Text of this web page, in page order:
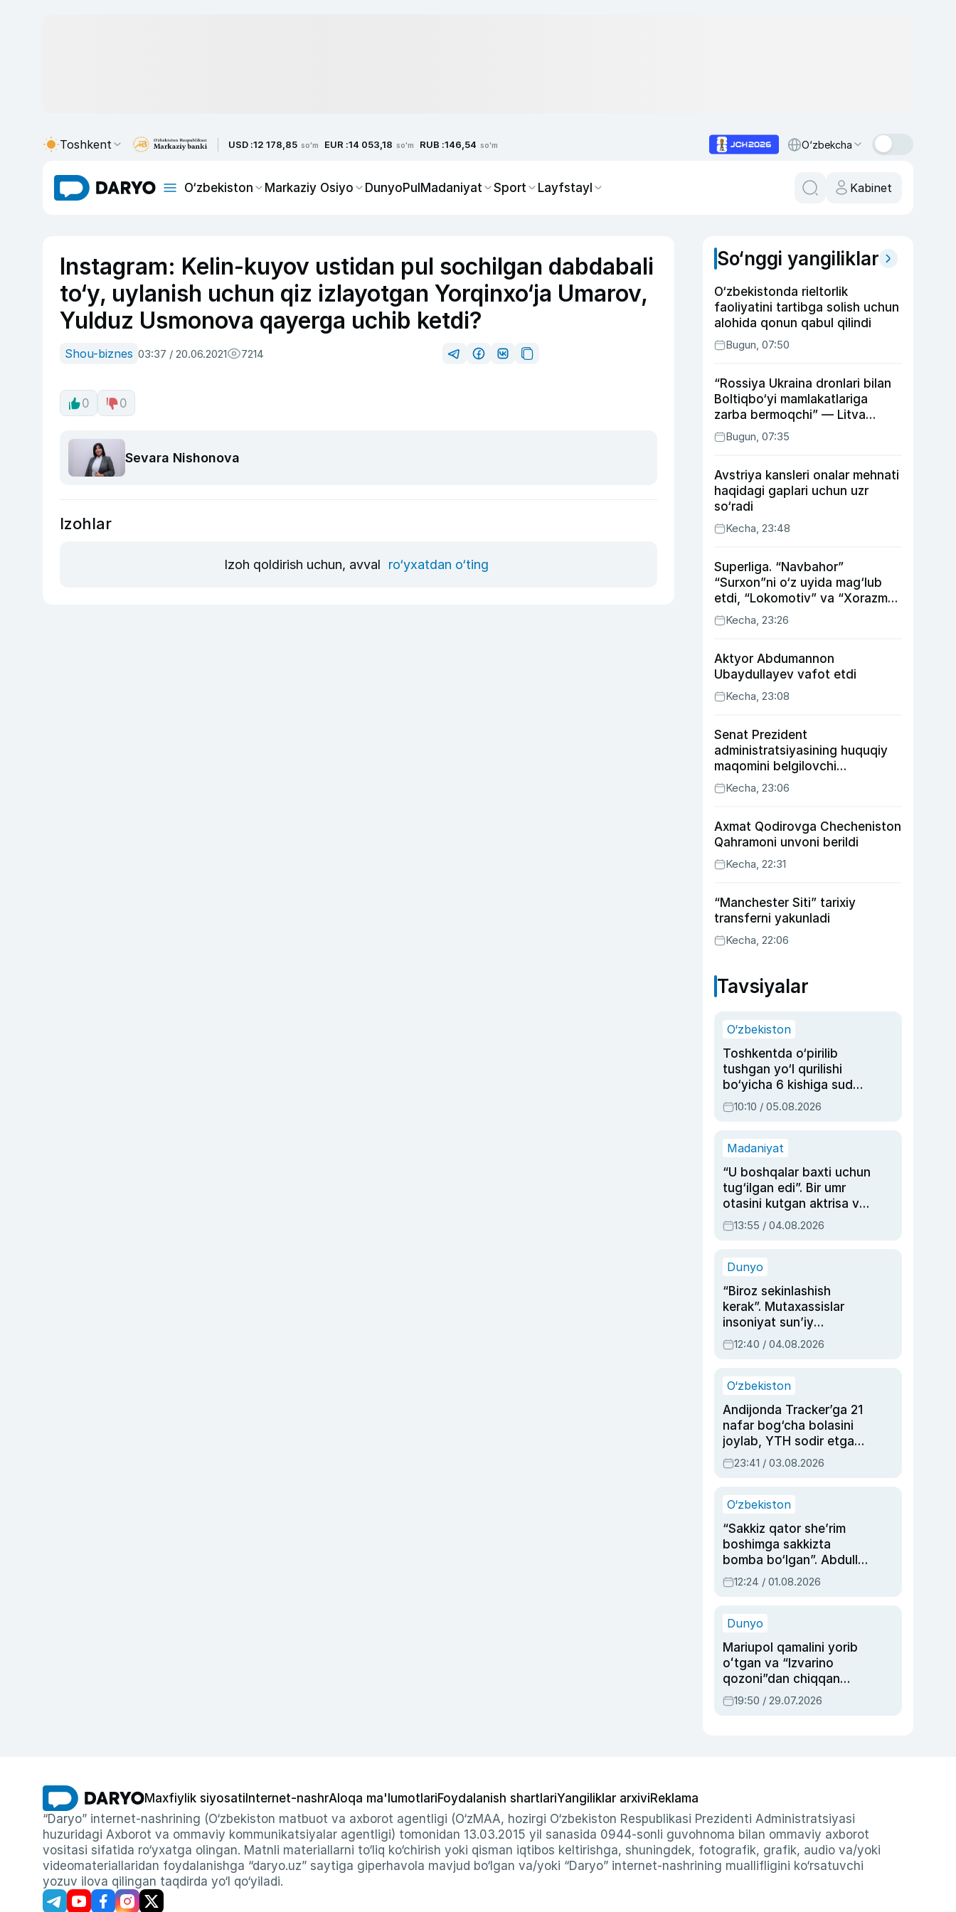
Toshkent USD :12 178,85 so'm EUR :14 053,18 so'm RUB :146,54 so'm O‘zbekcha
O‘zbekiston Markaziy Osiyo DunyoPulMadaniyat Sport Layfstayl Kabinet
Instagram: Kelin-kuyov ustidan pul sochilgan dabdabali
to‘y, uylanish uchun qiz izlayotgan Yorqinxo‘ja Umarov,
Yulduz Usmonova qayerga uchib ketdi?
Shou-biznes 03:37 / 20.06.2021 7214
0 0
Sevara Nishonova
Izohlar
Izoh qoldirish uchun, avval ro‘yxatdan o‘ting
So‘nggi yangiliklar
O‘zbekistonda rieltorlik
faoliyatini tartibga solish uchun
alohida qonun qabul qilindi
Bugun, 07:50
“Rossiya Ukraina dronlari bilan
Boltiqbo‘yi mamlakatlariga
zarba bermoqchi” — Litva
mudofaa vaziri
Bugun, 07:35
Avstriya kansleri onalar mehnati
haqidagi gaplari uchun uzr
so‘radi
Kecha, 23:48
Superliga. “Navbahor”
“Surxon”ni o‘z uyida mag‘lub
etdi, “Lokomotiv” va “Xorazm”
uyda g‘alaba qozondi
Kecha, 23:26
Aktyor Abdu­mannon
Ubaydullayev vafot etdi
Kecha, 23:08
Senat Prezident
administratsiyasining huquqiy
maqomini belgilovchi
konstitutsiyaviy qonunni
ma’qulladi
Kecha, 23:06
Axmat Qodirovga Checheniston
Qahramoni unvoni berildi
Kecha, 22:31
“Manchester Siti” tarixiy
transferni yakunladi
Kecha, 22:06
Tavsiyalar
O‘zbekiston
Toshkentda o‘pirilib
tushgan yo‘l qurilishi
bo‘yicha 6 kishiga sud
hukmi o‘qildi
10:10 / 05.08.2026
Madaniyat
“U boshqalar baxti uchun
tug‘ilgan edi”. Bir umr
otasini kutgan aktrisa va
dublyaj ustasi Rimma
Ahmedovaning
13:55 / 04.08.2026
Dunyo
“Biroz sekinlashish
kerak”. Mutaxassislar
insoniyat sun’iy
intellektni boshqara
olmay qolishidan xavotir
12:40 / 04.08.2026
O‘zbekiston
Andijonda Tracker’ga 21
nafar bog‘cha bolasini
joylab, YTH sodir etgan
ayolga sud hukmi o‘qildi
23:41 / 03.08.2026
O‘zbekiston
“Sakkiz qator she’rim
boshimga sakkizta
bomba bo‘lgan”. Abdulla
Oripovni siyosiy
ayblovlardan asrab
12:24 / 01.08.2026
Dunyo
Mariupol qamalini yorib
oʻtgan va “Izvarino
qozoni”dan chiqqan
qahramon — Ukraina
armiyasi bosh
19:50 / 29.07.2026
Maxfiylik siyosati Internet-nashrAloqa ma'lumotlariFoydalanish shartlariYangiliklar arxiviReklama
“Daryo” internet-nashrining (O‘zbekiston matbuot va axborot agentligi (O‘zMAA, hozirgi O‘zbekiston Respublikasi Prezidenti Administratsiyasi
huzuridagi Axborot va ommaviy kommunikatsiyalar agentligi) tomonidan 13.03.2015 yil sanasida 0944-sonli guvohnoma bilan ommaviy axborot
vositasi sifatida ro‘yxatga olingan. Matnli materiallarni to‘liq ko‘chirish yoki qisman iqtibos keltirishga, shuningdek, fotografik, grafik, audio va/yoki
videomateriallaridan foydalanishga “daryo.uz” saytiga giperhavola mavjud bo‘lgan va/yoki “Daryo” internet-nashrining muallifligini ko‘rsatuvchi
yozuv ilova qilingan taqdirda yo‘l qo‘yiladi.